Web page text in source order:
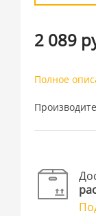
2 089
Полное